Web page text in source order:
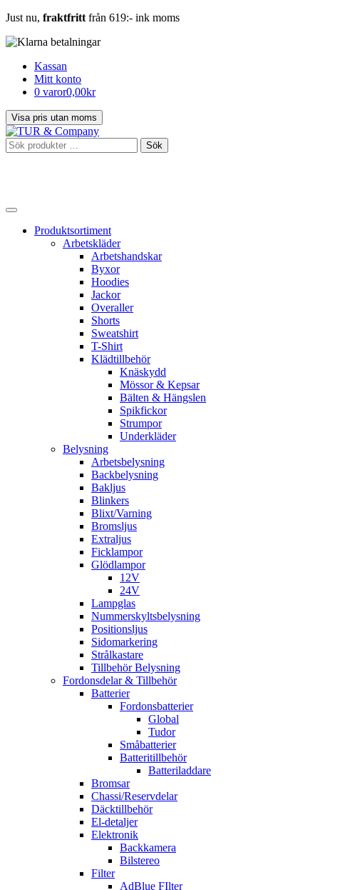
Just nu, fraktfritt från 619:- ink moms
Kassan
Mitt konto
0 varor0,00kr
Sök
efter:
Sök
Produktsortiment
Arbetskläder
Arbetshandskar
Byxor
Hoodies
Jackor
Overaller
Shorts
Sweatshirt
T-Shirt
Klädtillbehör
Knäskydd
Mössor & Kepsar
Bälten & Hängslen
Spikfickor
Strumpor
Underkläder
Belysning
Arbetsbelysning
Backbelysning
Bakljus
Blinkers
Blixt/Varning
Bromsljus
Extraljus
Ficklampor
Glödlampor
12V
24V
Lampglas
Nummerskyltsbelysning
Positionsljus
Sidomarkering
Strålkastare
Tillbehör Belysning
Fordonsdelar & Tillbehör
Batterier
Fordonsbatterier
Global
Tudor
Småbatterier
Batteritillbehör
Batteriladdare
Bromsar
Chassi/Reservdelar
Däcktillbehör
El-detaljer
Elektronik
Backkamera
Bilstereo
Filter
AdBlue FIlter